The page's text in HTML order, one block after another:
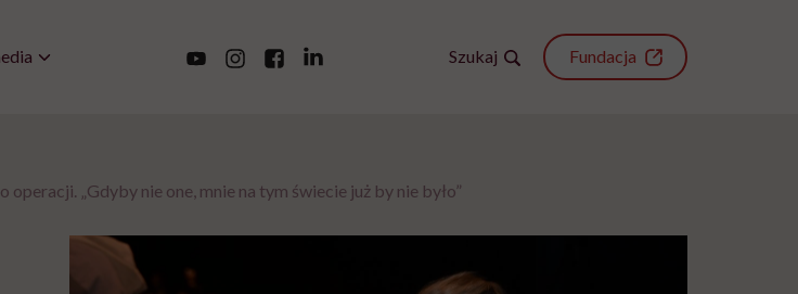
Szukaj Fundacja
„Gdyby nie one, mnie na tym świecie już by nie było”